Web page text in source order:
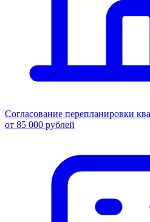
Согласование перепланировки
от 85 000 рублей